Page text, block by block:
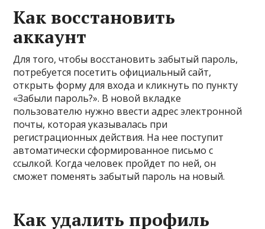
Как восстановить
аккаунт
Для того, чтобы восстановить забытый пароль,
потребуется посетить официальный сайт,
открыть форму для входа и кликнуть по пункту
«Забыли пароль?». В новой вкладке
пользователю нужно ввести адрес электронной
почты, которая указывалась при
регистрационных действия. На нее поступит
автоматически сформированное письмо с
ссылкой. Когда человек пройдет по ней, он
сможет поменять забытый пароль на новый.
Как удалить профиль